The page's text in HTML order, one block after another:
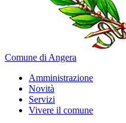
Comune di Angera
Amministrazione
Novità
Servizi
Vivere il comune